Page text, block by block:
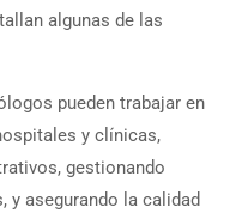
algunas de las
pueden trabajar en
y clínicas,
gestionando
y asegurando la calidad